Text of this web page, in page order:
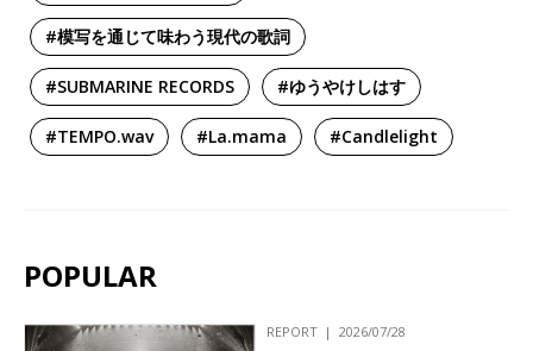
#模写を通じて味わう現代の歌詞
#SUBMARINE RECORDS #ゆうやけしはす
#TEMPO.wav #La.mama #Candlelight
POPULAR
REPORT 2026/07/28